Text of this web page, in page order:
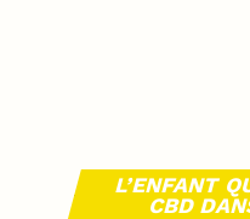
L’ENFANT
CBD